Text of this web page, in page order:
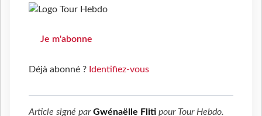
Je m'abonne
Déjà abonné ? Identifiez-vous
Article signé parGwénaëlle Fliti pour Tour Hebdo.